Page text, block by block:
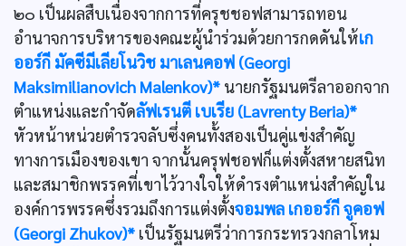
๒๐ เป็นผลสืบเนื่องจากการที่ครุชชอฟสามารถทอน
อำนาจการบริหารของคณะผู้นำร่วมด้วยการกดดันให้เก
ออร์กี มัคซีมีเลียโนวิช มาเลนคอฟ (Georgi
Maksimilianovich Malenkov)* นายกรัฐมนตรีลาออกจาก
ตำแหน่งและกำจัดลัฟเรนตี เบเรีย (Lavrenty Beria)*
หัวหน้าหน่วยตำรวจลับซึ่งคนทั้งสองเป็นคู่แข่งสำคัญ
ทางการเมืองของเขา จากนั้นครุฟชอฟก็แต่งตั้งสหายสนิท
และสมาชิกพรรคที่เขาไว้วางใจให้ดำรงตำแหน่งสำคัญใน
องค์การพรรคซึ่งรวมถึงการแต่งตั้งจอมพล เกออร์กี จูคอฟ
(Georgi Zhukov)* เป็นรัฐมนตรีว่าการกระทรวงกลาโหม